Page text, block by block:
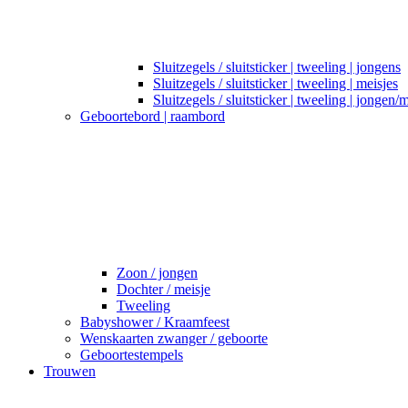
Sluitzegels / sluitsticker | tweeling | jongens
Sluitzegels / sluitsticker | tweeling | meisjes
Sluitzegels / sluitsticker | tweeling | jongen/
Geboortebord | raambord
Zoon / jongen
Dochter / meisje
Tweeling
Babyshower / Kraamfeest
Wenskaarten zwanger / geboorte
Geboortestempels
Trouwen